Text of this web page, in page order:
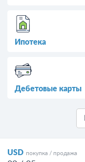
Ипотека
Дебетовые карты
USD покупка / продажа